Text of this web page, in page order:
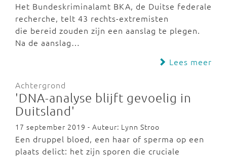
Het Bundeskriminalamt BKA, de Duitse federale
recherche, telt 43 rechts-extremisten
die bereid zouden zijn een aanslag te plegen.
Na de aanslag…
Lees meer
Achtergrond
'DNA-analyse blijft gevoelig in
Duitsland'
17 september 2019 - Auteur: Lynn Stroo
Een druppel bloed, een haar of sperma op een
plaats delict: het zijn sporen die cruciale